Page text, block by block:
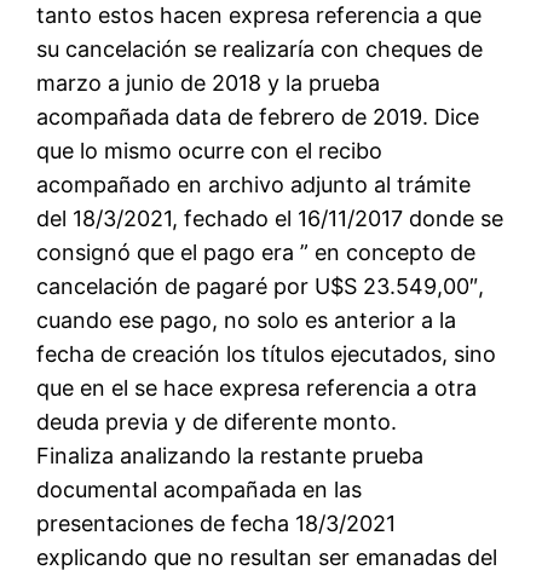
tanto estos hacen expresa referencia a que
su cancelación se realizaría con cheques de
marzo a junio de 2018 y la prueba
acompañada data de febrero de 2019. Dice
que lo mismo ocurre con el recibo
acompañado en archivo adjunto al trámite
del 18/3/2021, fechado el 16/11/2017 donde se
consignó que el pago era ” en concepto de
cancelación de pagaré por U$S 23.549,00″,
cuando ese pago, no solo es anterior a la
fecha de creación los títulos ejecutados, sino
que en el se hace expresa referencia a otra
deuda previa y de diferente monto.
Finaliza analizando la restante prueba
documental acompañada en las
presentaciones de fecha 18/3/2021
explicando que no resultan ser emanadas del